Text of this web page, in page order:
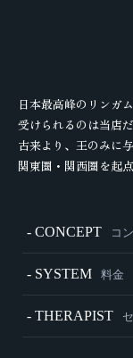
日本最高峰のリンガ
受けられるのは当店だ
古来より、王のみに
関東圏・関西圏を起
- CONCEPT コ
- SYSTEM 料金
- THERAPIST